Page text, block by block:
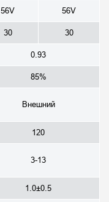
56V 56V
30 30
0.93
85%
Внешний
120
3-13
1.0±0.5